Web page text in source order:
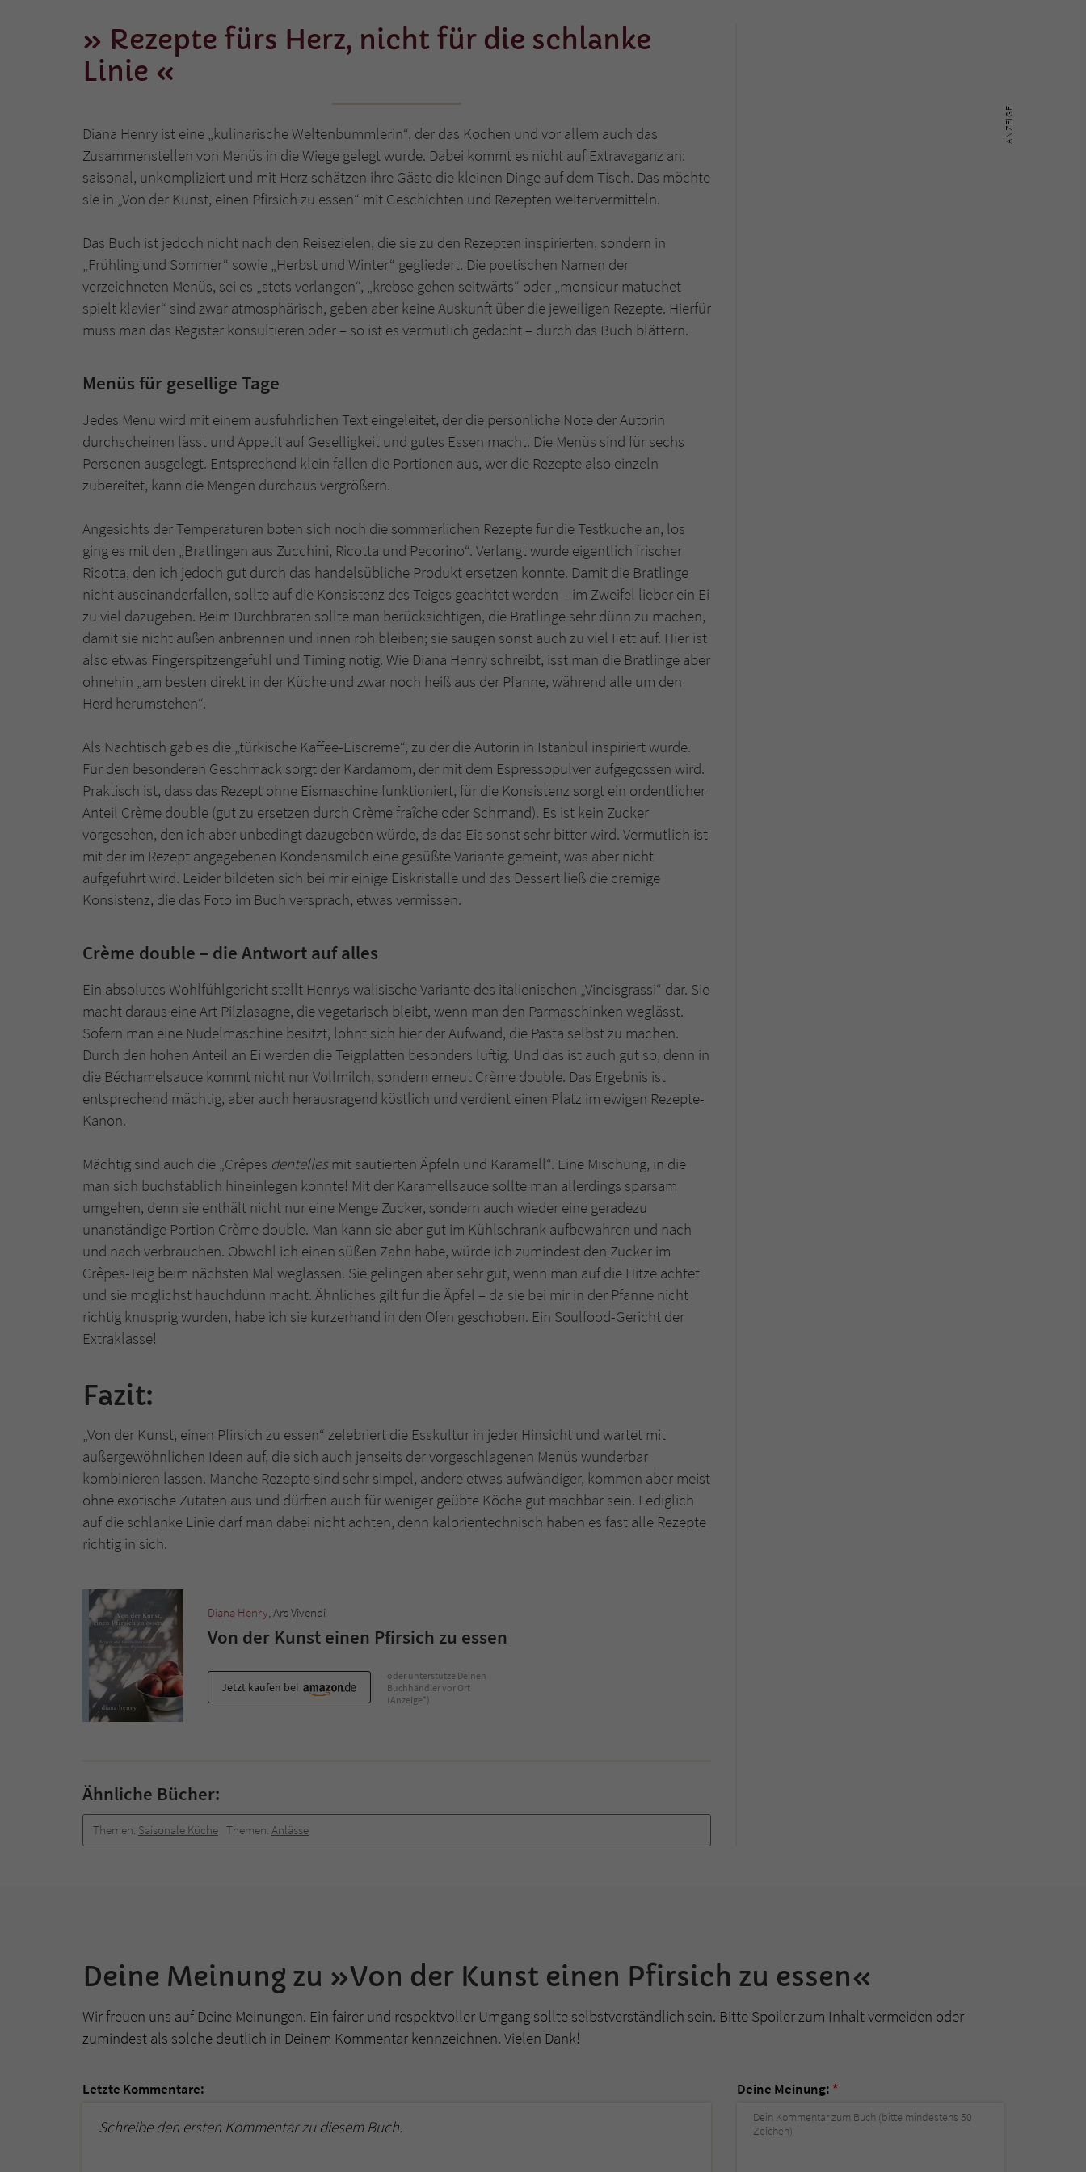
Rezepte fürs Herz, nicht für die schlanke
Linie
Diana Henry ist eine „kulinarische Weltenbummlerin“, der das Kochen und vor allem auch das
Zusammenstellen von Menüs in die Wiege gelegt wurde. Dabei kommt es nicht auf Extravaganz an:
saisonal, unkompliziert und mit Herz schätzen ihre Gäste die kleinen Dinge auf dem Tisch. Das möchte
sie in „Von der Kunst, einen Pfirsich zu essen“ mit Geschichten und Rezepten weitervermitteln.
Das Buch ist jedoch nicht nach den Reisezielen, die sie zu den Rezepten inspirierten, sondern in
„Frühling und Sommer“ sowie „Herbst und Winter“ gegliedert. Die poetischen Namen der
verzeichneten Menüs, sei es „stets verlangen“, „krebse gehen seitwärts“ oder „monsieur matuchet
spielt klavier“ sind zwar atmosphärisch, geben aber keine Auskunft über die jeweiligen Rezepte. Hierfür
muss man das Register konsultieren oder – so ist es vermutlich gedacht – durch das Buch blättern.
Menüs für gesellige Tage
Jedes Menü wird mit einem ausführlichen Text eingeleitet, der die persönliche Note der Autorin
durchscheinen lässt und Appetit auf Geselligkeit und gutes Essen macht. Die Menüs sind für sechs
Personen ausgelegt. Entsprechend klein fallen die Portionen aus, wer die Rezepte also einzeln
zubereitet, kann die Mengen durchaus vergrößern.
Angesichts der Temperaturen boten sich noch die sommerlichen Rezepte für die Testküche an, los
ging es mit den „Bratlingen aus Zucchini, Ricotta und Pecorino“. Verlangt wurde eigentlich frischer
Ricotta, den ich jedoch gut durch das handelsübliche Produkt ersetzen konnte. Damit die Bratlinge
nicht auseinanderfallen, sollte auf die Konsistenz des Teiges geachtet werden – im Zweifel lieber ein Ei
zu viel dazugeben. Beim Durchbraten sollte man berücksichtigen, die Bratlinge sehr dünn zu machen,
damit sie nicht außen anbrennen und innen roh bleiben; sie saugen sonst auch zu viel Fett auf. Hier ist
also etwas Fingerspitzengefühl und Timing nötig. Wie Diana Henry schreibt, isst man die Bratlinge aber
ohnehin „am besten direkt in der Küche und zwar noch heiß aus der Pfanne, während alle um den
Herd herumstehen“.
Als Nachtisch gab es die „türkische Kaffee-Eiscreme“, zu der die Autorin in Istanbul inspiriert wurde.
Für den besonderen Geschmack sorgt der Kardamom, der mit dem Espressopulver aufgegossen wird.
Praktisch ist, dass das Rezept ohne Eismaschine funktioniert, für die Konsistenz sorgt ein ordentlicher
Anteil Crème double (gut zu ersetzen durch Crème fraîche oder Schmand). Es ist kein Zucker
vorgesehen, den ich aber unbedingt dazugeben würde, da das Eis sonst sehr bitter wird. Vermutlich ist
mit der im Rezept angegebenen Kondensmilch eine gesüßte Variante gemeint, was aber nicht
aufgeführt wird. Leider bildeten sich bei mir einige Eiskristalle und das Dessert ließ die cremige
Konsistenz, die das Foto im Buch versprach, etwas vermissen.
Crème double – die Antwort auf alles
Ein absolutes Wohlfühlgericht stellt Henrys walisische Variante des italienischen „Vincisgrassi“ dar. Sie
macht daraus eine Art Pilzlasagne, die vegetarisch bleibt, wenn man den Parmaschinken weglässt.
Sofern man eine Nudelmaschine besitzt, lohnt sich hier der Aufwand, die Pasta selbst zu machen.
Durch den hohen Anteil an Ei werden die Teigplatten besonders luftig. Und das ist auch gut so, denn in
die Béchamelsauce kommt nicht nur Vollmilch, sondern erneut Crème double. Das Ergebnis ist
entsprechend mächtig, aber auch herausragend köstlich und verdient einen Platz im ewigen Rezepte-
Kanon.
Mächtig sind auch die „Crêpes dentellesmit sautierten Äpfeln und Karamell“. Eine Mischung, in die
man sich buchstäblich hineinlegen könnte! Mit der Karamellsauce sollte man allerdings sparsam
umgehen, denn sie enthält nicht nur eine Menge Zucker, sondern auch wieder eine geradezu
unanständige Portion Crème double. Man kann sie aber gut im Kühlschrank aufbewahren und nach
und nach verbrauchen. Obwohl ich einen süßen Zahn habe, würde ich zumindest den Zucker im
Crêpes-Teig beim nächsten Mal weglassen. Sie gelingen aber sehr gut, wenn man auf die Hitze achtet
und sie möglichst hauchdünn macht. Ähnliches gilt für die Äpfel – da sie bei mir in der Pfanne nicht
richtig knusprig wurden, habe ich sie kurzerhand in den Ofen geschoben. Ein Soulfood-Gericht der
Extraklasse!
Fazit:
„Von der Kunst, einen Pfirsich zu essen“ zelebriert die Esskultur in jeder Hinsicht und wartet mit
außergewöhnlichen Ideen auf, die sich auch jenseits der vorgeschlagenen Menüs wunderbar
kombinieren lassen. Manche Rezepte sind sehr simpel, andere etwas aufwändiger, kommen aber meist
ohne exotische Zutaten aus und dürften auch für weniger geübte Köche gut machbar sein. Lediglich
auf die schlanke Linie darf man dabei nicht achten, denn kalorientechnisch haben es fast alle Rezepte
richtig in sich.
Diana Henry, Ars Vivendi
Von der Kunst einen Pfirsich zu essen
Jetzt kaufen bei
oder unterstütze Deinen
Buchhändler vor Ort
(Anzeige*)
Ähnliche Bücher:
Themen: Saisonale Küche Themen: Anlässe
Deine Meinung zu »Von der Kunst einen Pfirsich zu essen«
Wir freuen uns auf Deine Meinungen. Ein fairer und respektvoller Umgang sollte selbstverständlich sein. Bitte Spoiler zum Inhalt vermeiden oder
zumindest als solche deutlich in Deinem Kommentar kennzeichnen. Vielen Dank!
Letzte Kommentare:
Schreibe den ersten Kommentar zu diesem Buch.
Deine Meinung: *
Name tx_pwcomments_ahash
Zweck Cookie für Kommentare einzelner Buchtitel
Name fe_typo_user
Anbieter Literatur-Couch Medien GmbH & Co. KG
Laufzeit Session
Zweck
Dieses Cookie gewährleistet die Kommunikation der
Webseite mit dem Benutzer. Es wird benötigt um z. B.